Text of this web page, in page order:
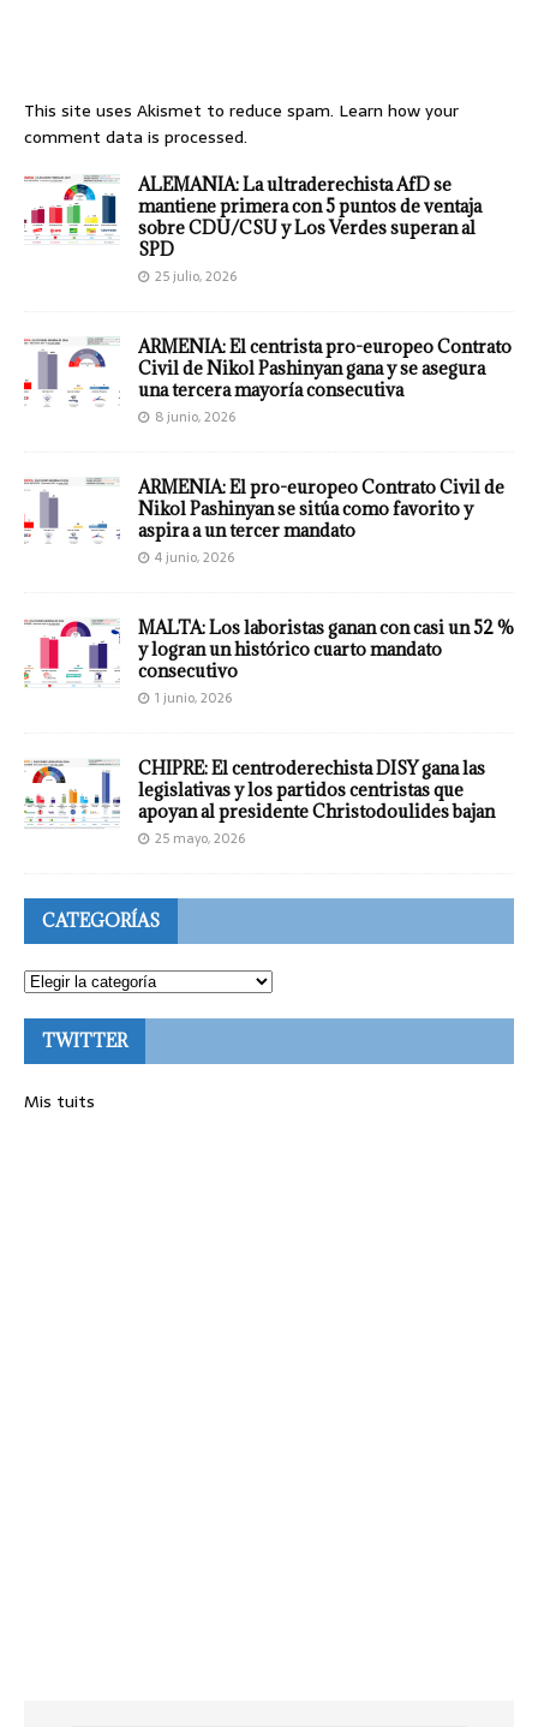
This site uses Akismet to reduce spam. Learn how your
comment data is processed.
ALEMANIA: La ultraderechista AfD se
mantiene primera con 5 puntos de ventaja
sobre CDU/CSU y Los Verdes superan al
SPD
25 julio, 2026
ARMENIA: El centrista pro-europeo Contrato
Civil de Nikol Pashinyan gana y se asegura
una tercera mayoría consecutiva
8 junio, 2026
ARMENIA: El pro-europeo Contrato Civil de
Nikol Pashinyan se sitúa como favorito y
aspira a un tercer mandato
4 junio, 2026
MALTA: Los laboristas ganan con casi un 52 %
y logran un histórico cuarto mandato
consecutivo
1 junio, 2026
CHIPRE: El centroderechista DISY gana las
legislativas y los partidos centristas que
apoyan al presidente Christodoulides bajan
25 mayo, 2026
CATEGORÍAS
TWITTER
Mis tuits